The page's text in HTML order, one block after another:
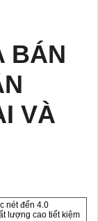
BÁN
VÀ
nét đến 4.0
lượng cao tiết kiệm